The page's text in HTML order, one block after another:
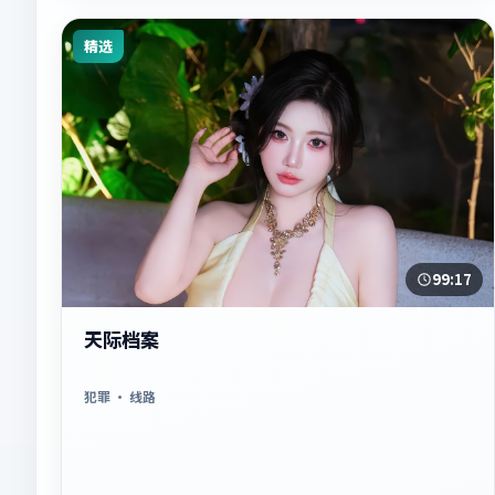
精选
99:17
天际档案
犯罪· 线路